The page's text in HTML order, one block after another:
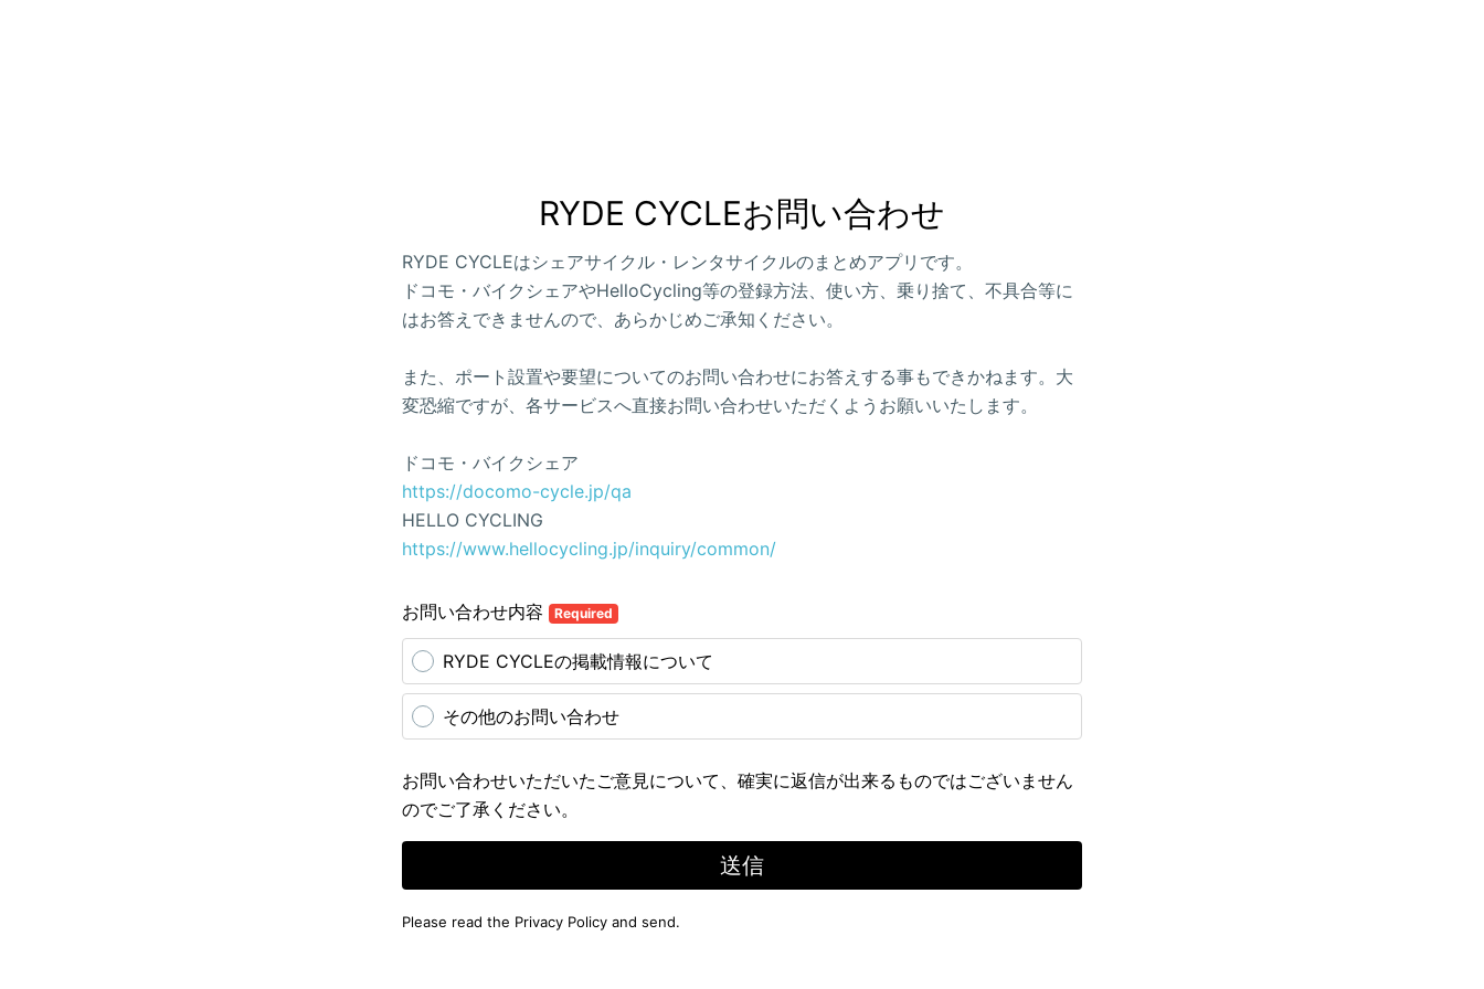
RYDE CYCLEお問い合わせ
RYDE CYCLEはシェアサイクル・レンタサイクルのまとめアプリです。
ドコモ・バイクシェアやHelloCycling等の登録方法、使い方、乗り捨て、不具合等に
はお答えできませんので、あらかじめご承知ください。
また、ポート設置や要望についてのお問い合わせにお答えする事もできかねます。大
変恐縮ですが、各サービスへ直接お問い合わせいただくようお願いいたします。
ドコモ・バイクシェア
https://docomo-cycle.jp/qa
HELLO CYCLING
https://www.hellocycling.jp/inquiry/common/
お問い合わせ内容 Required
RYDE CYCLEの掲載情報について
その他のお問い合わせ
お問い合わせいただいたご意見について、確実に返信が出来るものではございません
のでご了承ください。
送信
Please read the Privacy Policy and send.